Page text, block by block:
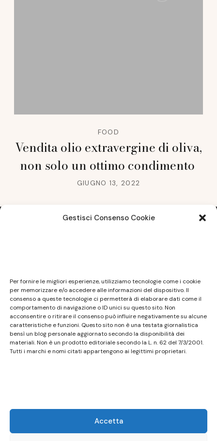
Gestisci Consenso Cookie
Per fornire le migliori esperienze, utilizziamo tecnologie come i cookie
per memorizzare e/o accedere alle informazioni del dispositivo. Il
consenso a queste tecnologie ci permetterà di elaborare dati come il
comportamento di navigazione o ID unici su questo sito. Non
acconsentire o ritirare il consenso può influire negativamente su alcune
caratteristiche e funzioni. Questo sito non è una testata giornalistica
bensì un blog personale aggiornato secondo la disponibilità dei
materiali. Non è un prodotto editoriale secondo la L. n. 62 del 7/3/2001.
Tutti i marchi e nomi citati appartengono ai legittimi proprietari.
Accetta
FOOD
Vendita olio extravergine di oliva,
non solo un ottimo condimento
GIUGNO 13, 2022
non ha carattere periodico essendo aggiornato
secondo la disponibilità e la reperibilità dei materiali.
Pertanto non può essere considerato in alcun modo
un prodotto editoriale ai sensi della L. n. 62 del
7/3/2001. Tutti i marchi riportati appartengono ai
legittimi proprietari; marchi di terzi, nomi di prodotti,